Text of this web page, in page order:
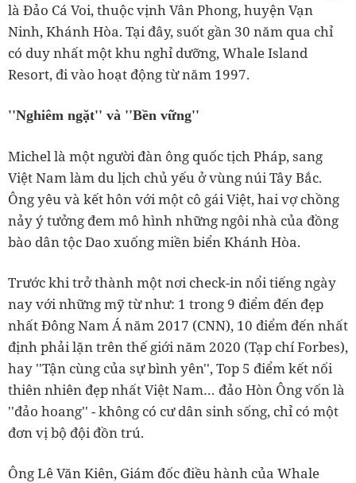
là Đảo Cá Voi, thuộc vịnh Vân Phong, huyện Vạn
Ninh, Khánh Hòa. Tại đây, suốt gần 30 năm qua chỉ
có duy nhất một khu nghỉ dưỡng, Whale Island
Resort, đi vào hoạt động từ năm 1997.
''Nghiêm ngặt'' và ''Bền vững''
Michel là một người đàn ông quốc tịch Pháp, sang
Việt Nam làm du lịch chủ yếu ở vùng núi Tây Bắc.
Ông yêu và kết hôn với một cô gái Việt, hai vợ chồng
nảy ý tưởng đem mô hình những ngôi nhà của đồng
bào dân tộc Dao xuống miền biển Khánh Hòa.
Trước khi trở thành một nơi check-in nổi tiếng ngày
nay với những mỹ từ như: 1 trong 9 điểm đến đẹp
nhất Đông Nam Á năm 2017 (CNN), 10 điểm đến nhất
định phải lặn trên thế giới năm 2020 (Tạp chí Forbes),
hay ''Tận cùng của sự bình yên'', Top 5 điểm kết nối
thiên nhiên đẹp nhất Việt Nam… đảo Hòn Ông vốn là
''đảo hoang'' - không có cư dân sinh sống, chỉ có một
đơn vị bộ đội đồn trú.
Ông Lê Văn Kiên, Giám đốc điều hành của Whale